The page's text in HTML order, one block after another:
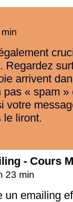
Regardez
arrivent
« spam »
votre
le liront.
- Cours
23 min
un emailing